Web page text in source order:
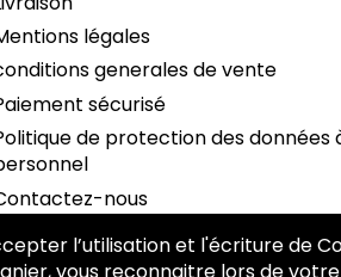
légales
generales de vente
sécurisé
de protection des
nous
plan-sitel’utilisation et l'écriture de